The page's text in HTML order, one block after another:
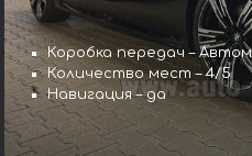
Коробка передач –
Количество мест – 4/5
Навигация – да